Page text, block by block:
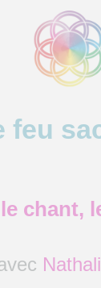
feu
chant,